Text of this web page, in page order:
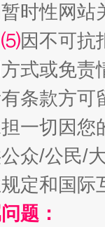
"炒
时性网
⑸因不可抗
式或免责
条款方
一切因
众/公民/
定和国
题：